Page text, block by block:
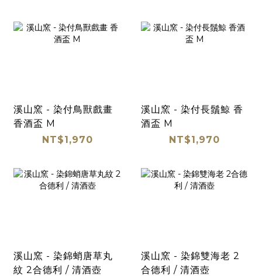
溪山窯 - 染付鳥獸戲畫
香酒盃 M
NT$1,970
溪山窯 - 染付長鬚鯨 香
酒盃 M
NT$1,970
溪山窯 - 染錦蛸唐草丸
紋 2合德利 / 清酒壺
溪山窯 - 染錦雙海老 2
合德利 / 清酒壺